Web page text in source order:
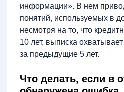
информации». В нем
понятий, используемых в
несмотря на то, что
10 лет, выписка
за предыдущие 5 лет.
Что делать, если в